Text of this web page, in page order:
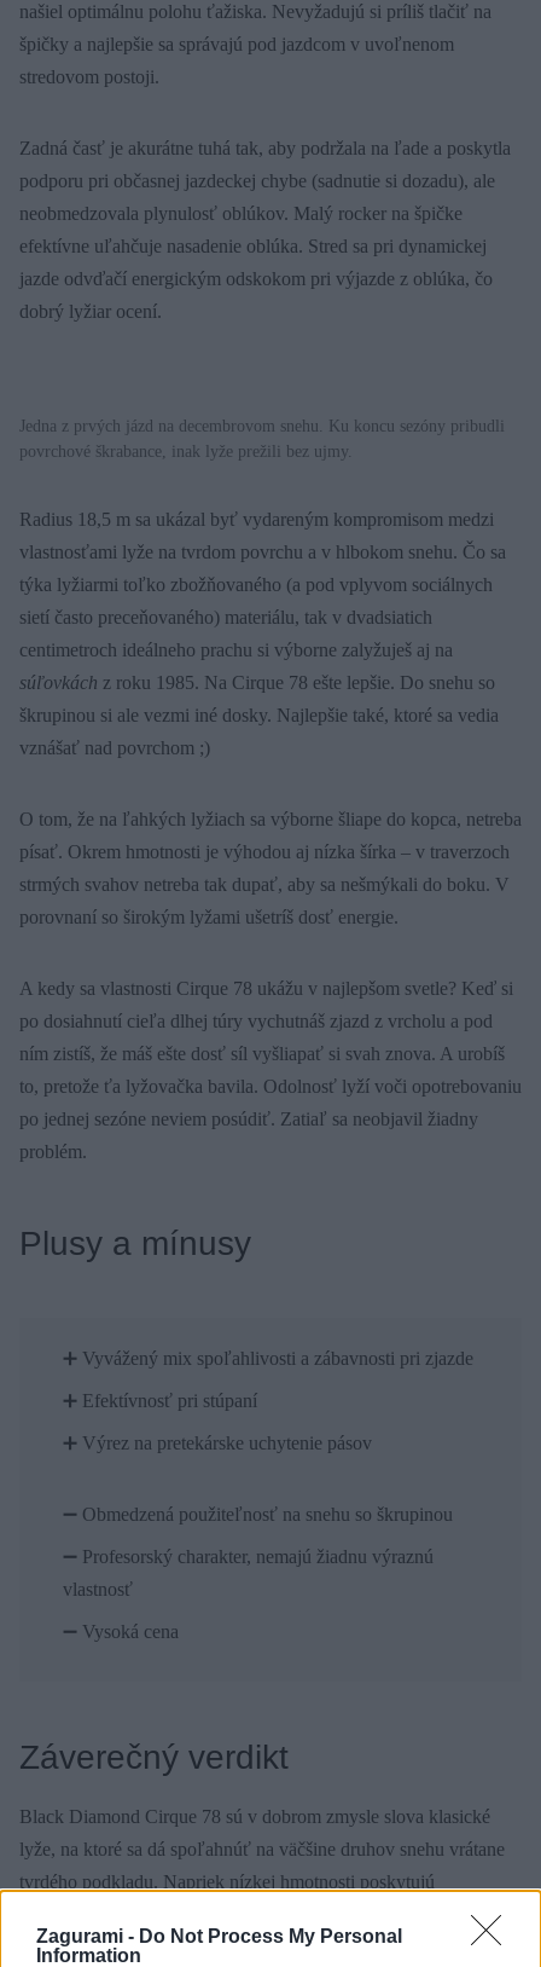
Zagurami - Do Not Process My Personal
Information
našiel optimálnu polohu ťažiska. Nevyžadujú si príliš tlačiť na
špičky a najlepšie sa správajú pod jazdcom v uvoľnenom
stredovom postoji.
Zadná časť je akurátne tuhá tak, aby podržala na ľade a poskytla
podporu pri občasnej jazdeckej chybe (sadnutie si dozadu), ale
neobmedzovala plynulosť oblúkov. Malý rocker na špičke
efektívne uľahčuje nasadenie oblúka. Stred sa pri dynamickej
jazde odvďačí energickým odskokom pri výjazde z oblúka, čo
dobrý lyžiar ocení.
Jedna z prvých jázd na decembrovom snehu. Ku koncu sezóny pribudli
povrchové škrabance, inak lyže prežili bez ujmy.
Radius 18,5 m sa ukázal byť vydareným kompromisom medzi
vlastnosťami lyže na tvrdom povrchu a v hlbokom snehu. Čo sa
týka lyžiarmi toľko zbožňovaného (a pod vplyvom sociálnych
sietí často preceňovaného) materiálu, tak v dvadsiatich
centimetroch ideálneho prachu si výborne zalyžuješ aj na
súľovkách z roku 1985. Na Cirque 78 ešte lepšie. Do snehu so
škrupinou si ale vezmi iné dosky. Najlepšie také, ktoré sa vedia
vznášať nad povrchom ;)
O tom, že na ľahkých lyžiach sa výborne šliape do kopca, netreba
písať. Okrem hmotnosti je výhodou aj nízka šírka – v traverzoch
strmých svahov netreba tak dupať, aby sa nešmýkali do boku. V
porovnaní so širokým lyžami ušetríš dosť energie.
A kedy sa vlastnosti Cirque 78 ukážu v najlepšom svetle? Keď si
po dosiahnutí cieľa dlhej túry vychutnáš zjazd z vrcholu a pod
ním zistíš, že máš ešte dosť síl vyšliapať si svah znova. A urobíš
to, pretože ťa lyžovačka bavila. Odolnosť lyží voči opotrebovaniu
po jednej sezóne neviem posúdiť. Zatiaľ sa neobjavil žiadny
problém.
Plusy a mínusy
➕ Vyvážený mix spoľahlivosti a zábavnosti pri zjazde
➕ Efektívnosť pri stúpaní
➕ Výrez na pretekárske uchytenie pásov
➖ Obmedzená použiteľnosť na snehu so škrupinou
➖ Profesorský charakter, nemajú žiadnu výraznú
vlastnosť
➖ Vysoká cena
Záverečný verdikt
Black Diamond Cirque 78 sú v dobrom zmysle slova klasické
lyže, na ktoré sa dá spoľahnúť na väčšine druhov snehu vrátane
tvrdého podkladu. Napriek nízkej hmotnosti poskytujú
akceptovateľnú stabilitu aj pri dynamickej jazde a na zjazdovke
vedia pekne carvovať. V ťažkom hlbokom snehu a kruste sa